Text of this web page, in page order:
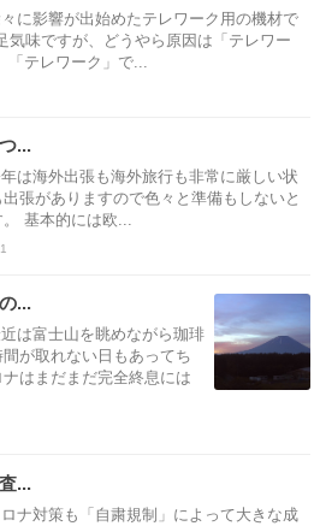
影響が出始めたテレワーク用の機材で
気味ですが、どうやら原因は「テレワー
テレワーク」で...
...
海外出張も海外旅行も非常に厳しい状
張がありますので色々と準備もしないと
基本的には欧...
...
は富士山を眺めながら珈琲
が取れない日もあってち
はまだまだ完全終息には
...
対策も「自粛規制」によって大きな成